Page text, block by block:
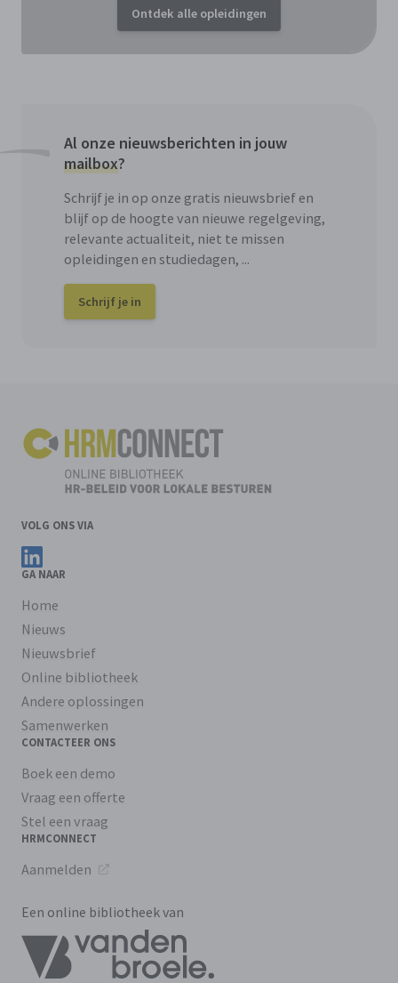
Ontdek alle opleidingen
Al onze nieuwsberichten in jouw
mailbox?
Schrijf je in op onze gratis nieuwsbrief en
blijf op de hoogte van nieuwe regelgeving,
relevante actualiteit, niet te missen
opleidingen en studiedagen, ...
Schrijf je in
VOLG ONS VIA
Volg ons op LinkedIn
GA NAAR
Home
Nieuws
Nieuwsbrief
Online bibliotheek
Andere oplossingen
Samenwerken
CONTACTEER ONS
Boek een demo
Vraag een offerte
Stel een vraag
HRMCONNECT
Aanmelden
Een online bibliotheek van